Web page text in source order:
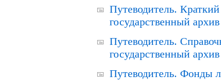
Путеводитель.
государственный
Путеводитель.
государственный
Путеводитель. Фонды